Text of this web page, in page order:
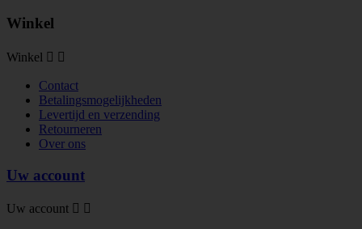
Winkel
Winkel  
Contact
Betalingsmogelijkheden
Levertijd en verzending
Retourneren
Over ons
Uw account
Uw account  